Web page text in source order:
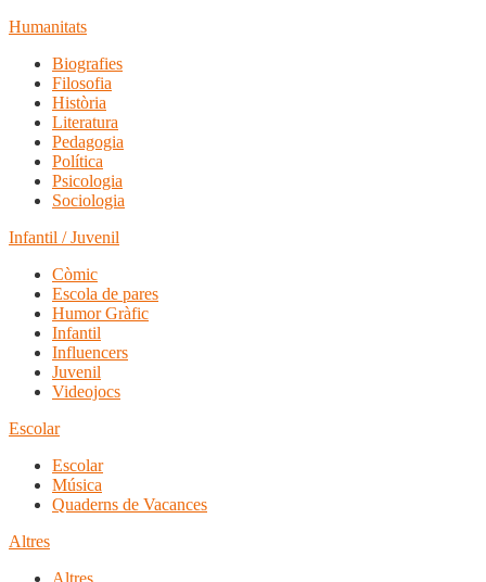
Humanitats
Biografies
Filosofia
Història
Literatura
Pedagogia
Política
Psicologia
Sociologia
Infantil / Juvenil
Còmic
Escola de pares
Humor Gràfic
Infantil
Influencers
Juvenil
Videojocs
Escolar
Escolar
Música
Quaderns de Vacances
Altres
Altres